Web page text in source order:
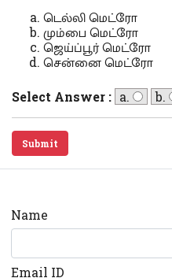
டெல்லி மெட்ரோ
மும்பை மெட்ரோ
ஜெய்ப்பூர் மெட்ரோ
சென்னை மெட்ரோ
Select Answer : a. b.
Submit
Name
Email ID